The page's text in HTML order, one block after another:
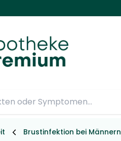
Brustinfektion bei Männern